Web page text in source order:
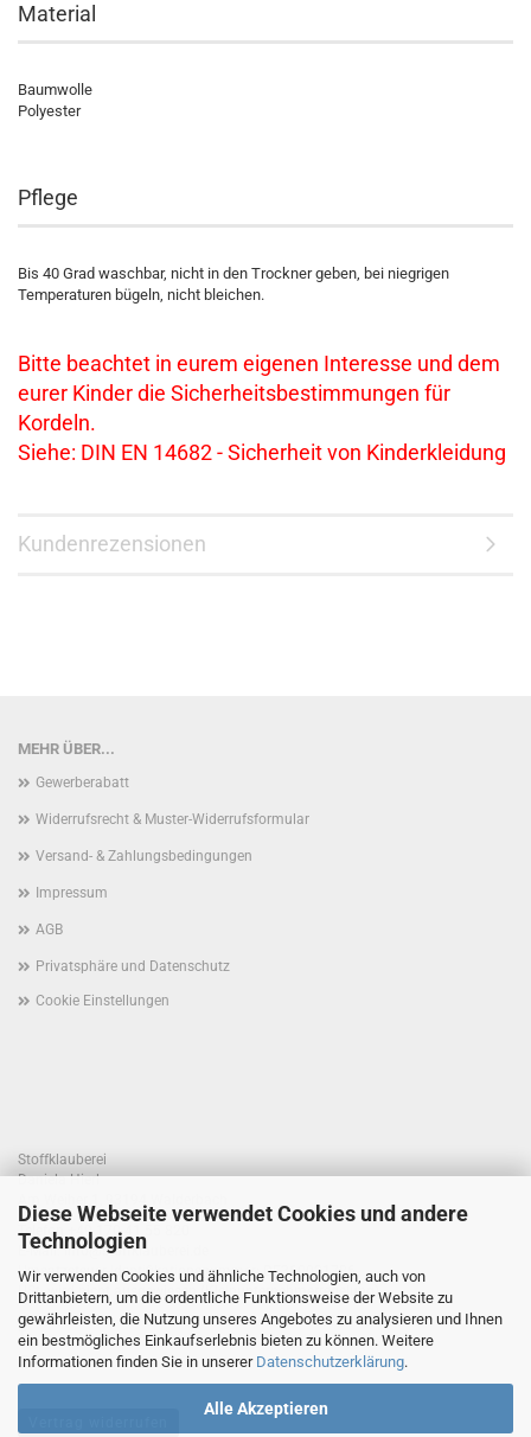
Diese Webseite verwendet Cookies und andere
Technologien
Wir verwenden Cookies und ähnliche Technologien, auch von
Drittanbietern, um die ordentliche Funktionsweise der Website zu
gewährleisten, die Nutzung unseres Angebotes zu analysieren und Ihnen
ein bestmögliches Einkaufserlebnis bieten zu können. Weitere
Informationen finden Sie in unserer Datenschutzerklärung.
Alle Akzeptieren
Material
Baumwolle
Polyester
Pflege
Bis 40 Grad waschbar, nicht in den Trockner geben, bei niegrigen
Temperaturen bügeln, nicht bleichen.
Bitte beachtet in eurem eigenen Interesse und dem
eurer Kinder die Sicherheitsbestimmungen für
Kordeln.
Siehe: DIN EN 14682 - Sicherheit von Kinderkleidung
Kundenrezensionen
MEHR ÜBER...
Gewerberabatt
Widerrufsrecht & Muster-Widerrufsformular
Versand- & Zahlungsbedingungen
Impressum
AGB
Privatsphäre und Datenschutz
Cookie Einstellungen
Stoffklauberei
Daniela Hierl
Telefon +49 170 41 55 820
E-Mail: info@stoffklauberei.de
Umsatzsteuer-Identifikationsnummer: DE360021786
USt. wird nicht ausgewiesen (Kleinunternehmerregelung)